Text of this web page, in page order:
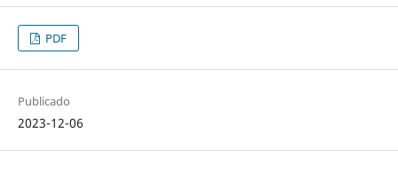
PDF
Publicado
2023-12-06